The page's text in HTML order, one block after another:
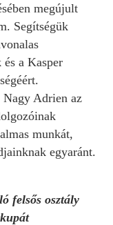
megújult
Segítségük
a Kasper
Nagy Adrien az
munkát,
egyaránt.
felsős osztály